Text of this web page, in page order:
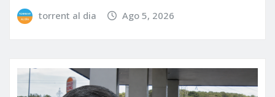
torrent al dia Ago 5, 2026